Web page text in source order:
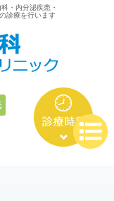
・内分泌疾患・
診療を行います